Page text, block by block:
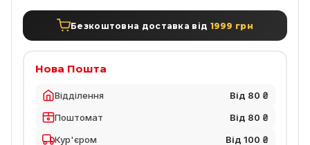
Безкоштовна доставка від 1999 грн
Нова Пошта
Відділення
Від 80 ₴
Поштомат
Від 80 ₴
Кур'єром
Від 100 ₴